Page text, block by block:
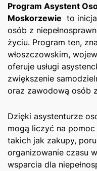
Program Asystent
Moskorzewie
to
osób z
życiu.‍ Program ten,
włoszczowskim,
oferuje usługi
zwiększenie
⁤oraz zawodową osób
Dzięki asystenturze
mogą liczyć na
takich jak⁣ zakupy,
organizowanie czasu
wsparcia dla